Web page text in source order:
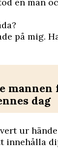
på mig.
dag
ur
innehålla